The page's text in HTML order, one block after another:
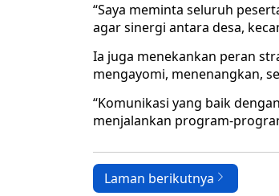
“Saya meminta seluruh
agar sinergi antara desa,
Ia juga menekankan peran
mengayomi, menenangkan,
“Komunikasi yang baik
menjalankan program-
Laman berikutnya